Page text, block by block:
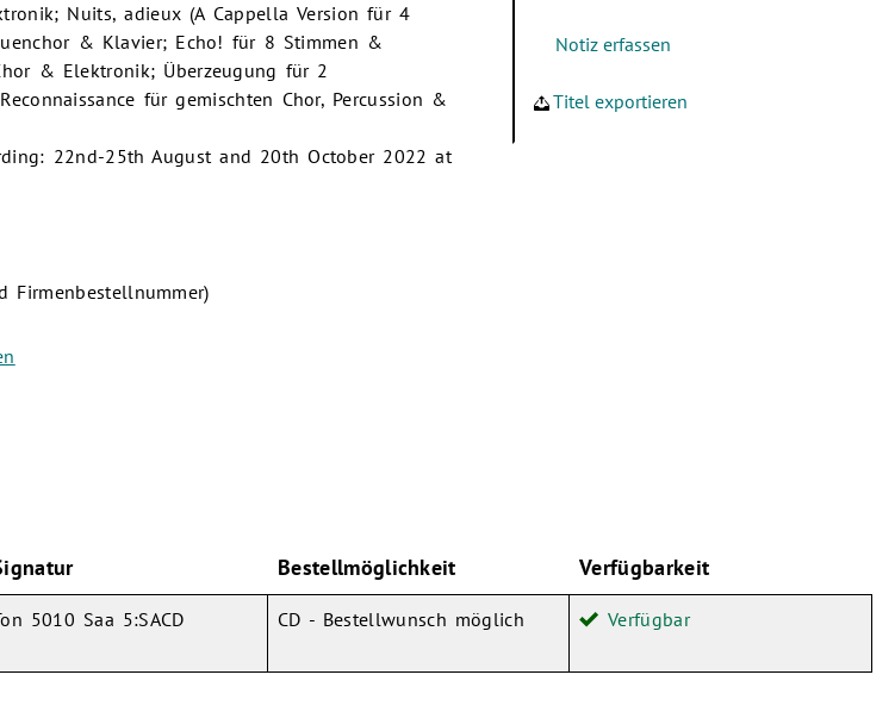
Nuits, adieux (A Cappella Version für 4
& Klavier; Echo! für 8 Stimmen &
& Elektronik; Überzeugung für 2
für gemischten Chor, Percussion &
22nd-25th August and 20th October 2022 at
Firmenbestellnummer)
Titel exportieren
Bestellmöglichkeit Verfügbarkeit
5010 Saa 5:SACD CD - Bestellwunsch möglich Verfügbar